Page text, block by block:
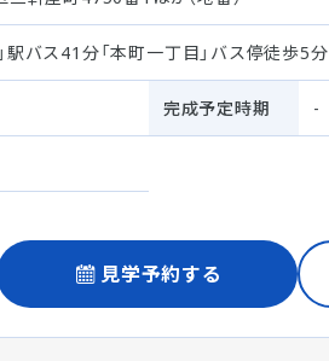
駅バス41分「本町一丁目」バス停徒歩5分
完成予定時期 -
見学予約する